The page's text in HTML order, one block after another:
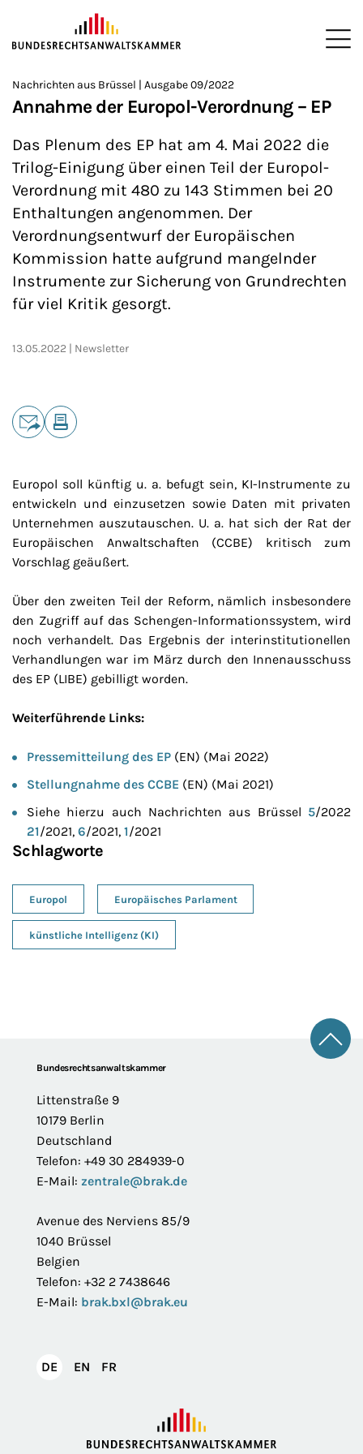
ZUM HAUPTINHALT SPRINGEN
Sie befinden sich hier:
>
Startseite
>
Newsroom
>
Newsletter
>
Nachrichten aus Brüssel
Nachrichten aus Brüssel | Ausgabe 09/2022
Annahme der Europol-Verordnung – EP
Das Plenum des EP hat am 4. Mai 2022 die
Trilog-Einigung über einen Teil der Europol-
Verordnung mit 480 zu 143 Stimmen bei 20
Enthaltungen angenommen. Der
Verordnungsentwurf der Europäischen
Kommission hatte aufgrund mangelnder
Instrumente zur Sicherung von Grundrechten
für viel Kritik gesorgt.
13.05.2022 Newsletter
Teilen
Europol soll künftig u. a. befugt sein, KI-Instrumente zu
entwickeln und einzusetzen sowie Daten mit privaten
Unternehmen auszutauschen. U. a. hat sich der Rat der
Europäischen Anwaltschaften (CCBE) kritisch zum
Vorschlag geäußert.
Über den zweiten Teil der Reform, nämlich insbesondere
den Zugriff auf das Schengen-Informationssystem, wird
noch verhandelt. Das Ergebnis der interinstitutionellen
Verhandlungen war im März durch den Innenausschuss
des EP (LIBE) gebilligt worden.
Weiterführende Links:
Pressemitteilung des EP (EN) (Mai 2022)
Stellungnahme des CCBE (EN) (Mai 2021)
Siehe hierzu auch Nachrichten aus Brüssel 5/2022
21/2021, 6/2021, 1/2021
Schlagworte
Europol Europäisches Parlament
künstliche Intelligenz (KI)
FooterBundesrechtsanwaltskammer
Littenstraße 9
10179 Berlin
Deutschland
Telefon: +49 30 284939-0
E-Mail: zentrale@brak.de
Avenue des Nerviens 85/9
1040 Brüssel
Belgien
Telefon: +32 2 7438646
E-Mail: brak.bxl@brak.eu
DEDeutsch
EN English
FR